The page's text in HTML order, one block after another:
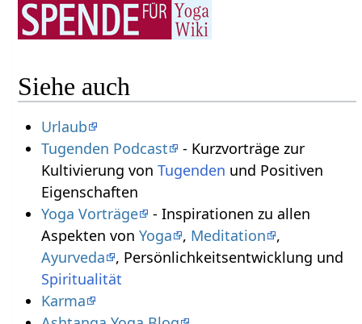
Siehe auch
Urlaub
Tugenden Podcast
- Kurzvorträge zur
Kultivierung von Tugenden und Positiven
Eigenschaften
Yoga Vorträge
- Inspirationen zu allen
Aspekten von Yoga , Meditation
,
Ayurveda
, Persönlichkeitsentwicklung und
Spiritualität
Karma